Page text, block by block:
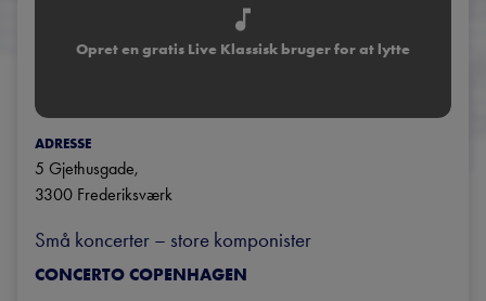
Opret en gratis Live Klassisk bruger for at lytte
ADRESSE
5 Gjethusgade,
3300 Frederiksværk
Små koncerter – store komponister
CONCERTO COPENHAGEN